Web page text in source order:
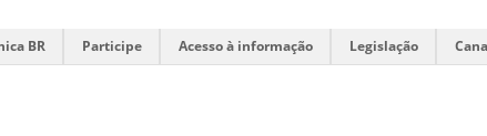
BR Participe Acesso à informação Legislação